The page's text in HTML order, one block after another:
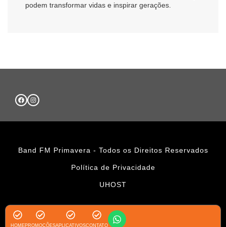
podem transformar vidas e inspirar gerações.
Band FM Primavera - Todos os Direitos Reservados
Política de Privacidade
UHOST
HOMEPROMOÇÕESAPLICATIVOSCONTATO